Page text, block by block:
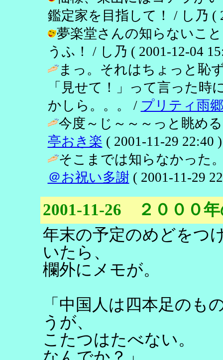
鑑定家を目指して！ / し乃 (
夢楽堂さんの知らないこ
うふ！ / し乃 ( 2001-12-04
まっ。それはちょっと恥
「見せて！」って言った
かしら。。。 / プリティ雨郷
今度～じ～～～っと眺め
亭おき楽 ( 2001-11-29 22:40 )
そこまでは知らなかった
＠お祝い多謝 ( 2001-11-29
2001-11-26 ２０００
年末の予定のめどをつ
いたら、
欄外にメモが。
「中国人は四本足のも
うが、
こたつはたべない。